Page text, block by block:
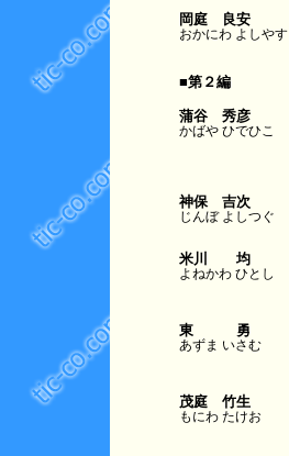
岡庭 良安
おかにわ よしやす
■第２編
蒲谷 秀彦
かばや ひでひこ
神保 吉次
じんぼ よしつぐ
米川 均
よねかわ ひとし
東 勇
あずま いさむ
茂庭 竹生
もにわ たけお